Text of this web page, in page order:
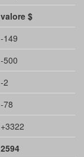
valore $
-149
-500
-2
-78
+3322
2594